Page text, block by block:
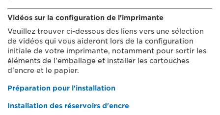
Vidéos sur la configuration de l'imprimante
Veuillez trouver ci-dessous des liens vers une sélection
de vidéos qui vous aideront lors de la configuration
initiale de votre imprimante, notamment pour sortir les
éléments de l'emballage et installer les cartouches
d'encre et le papier.
Préparation pour l'installation
Installation des réservoirs d'encre